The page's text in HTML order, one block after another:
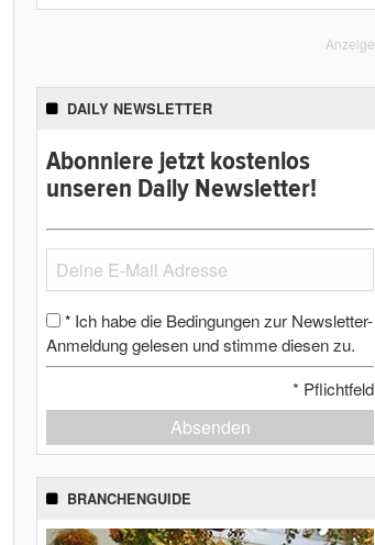
Anzeige
DAILY NEWSLETTER
Abonniere jetzt kostenlos
unseren Daily Newsletter!
* Ich habe die Bedingungen zur Newsletter-
Anmeldung gelesen und stimme diesen zu.
* Pflichtfeld
Absenden
BRANCHENGUIDE